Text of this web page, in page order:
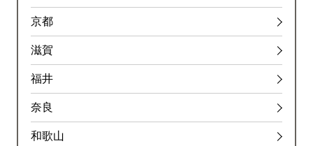
入口閉鎖
杉田
杉田付近
内容
１車線規制
京都
滋賀
福井
奈良
和歌山